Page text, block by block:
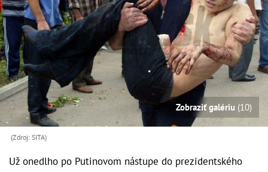
Zobraziť galériu (10)
(Zdroj: SITA)
Už onedlho po Putinovom nástupe do prezidentského